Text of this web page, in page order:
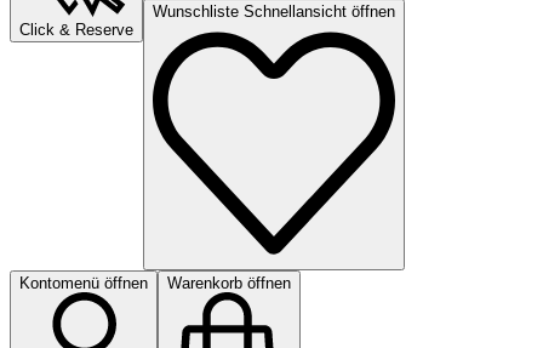
Click & Reserve
Wunschliste Schnellansicht öffnen
Kontomenü öffnen Warenkorb öffnen